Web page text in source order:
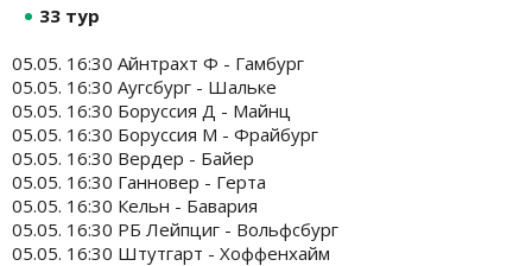
33 тур
05.05. 16:30 Айнтрахт Ф - Гамбург
05.05. 16:30 Аугсбург - Шальке
05.05. 16:30 Боруссия Д - Майнц
05.05. 16:30 Боруссия М - Фрайбург
05.05. 16:30 Вердер - Байер
05.05. 16:30 Ганновер - Герта
05.05. 16:30 Кельн - Бавария
05.05. 16:30 РБ Лейпциг - Вольфсбург
05.05. 16:30 Штутгарт - Хоффенхайм